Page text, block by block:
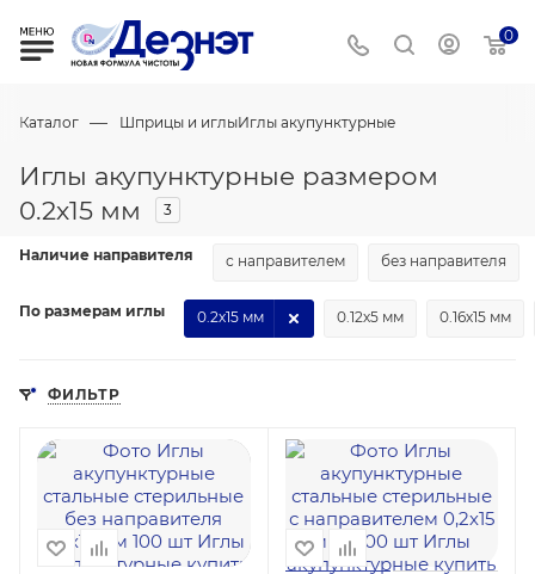
0
Каталог — Шприцы и иглыИглы акупунктурные
Иглы акупунктурные размером
0.2х15 мм
3
Наличие направителя с направителем без направителя
По размерам иглы 0.12х5 мм 0.16х15 мм
0.2х15 мм
ФИЛЬТР